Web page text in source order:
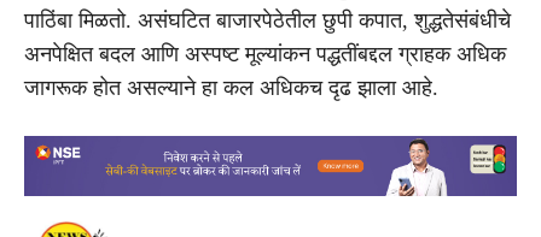
पाठिंबा मिळतो. असंघटित बाजारपेठेतील छुपी कपात, शुद्धतेसंबंधीचे
अनपेक्षित बदल आणि अस्पष्ट मूल्यांकन पद्धतींबद्दल ग्राहक अधिक
जागरूक होत असल्याने हा कल अधिकच दृढ झाला आहे.